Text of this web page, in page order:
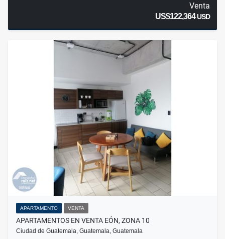
Venta
US$122,364USD
APARTAMENTO VENTA
APARTAMENTOS EN VENTA EÓN, ZONA 10
Ciudad de Guatemala, Guatemala, Guatemala